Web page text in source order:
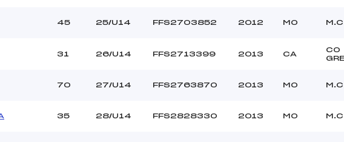
45 25/U14 FFS2703852 2012 MO
31 26/U14 FFS2713399 2013 CA
CO
70 27/U14 FFS2763870 2013 MO
35 28/U14 FFS2828330 2013 MO